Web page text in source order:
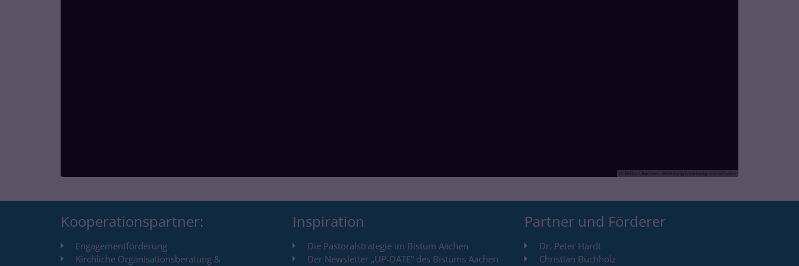
© Bistum Aachen - Abteilung Erziehung und Schulen
Kooperationspartner:
Engagementförderung
Kirchliche Organisationsberatung &
Inspiration
Die Pastoralstrategie im Bistum Aachen
Der Newsletter „UP-DATE“ des Bistums Aachen
Partner und Förderer
Dr. Peter Hardt
Christian Buchholz